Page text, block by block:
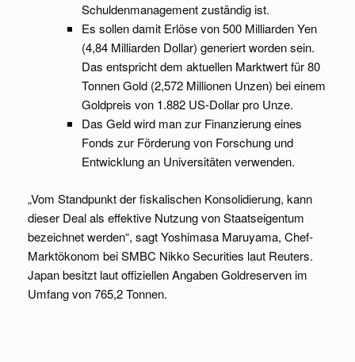
Schuldenmanagement zuständig ist.
Es sollen damit Erlöse von 500 Milliarden Yen
(4,84 Milliarden Dollar) generiert worden sein.
Das entspricht dem aktuellen Marktwert für 80
Tonnen Gold (2,572 Millionen Unzen) bei einem
Goldpreis von 1.882 US-Dollar pro Unze.
Das Geld wird man zur Finanzierung eines
Fonds zur Förderung von Forschung und
Entwicklung an Universitäten verwenden.
„Vom Standpunkt der fiskalischen Konsolidierung, kann
dieser Deal als effektive Nutzung von Staatseigentum
bezeichnet werden“, sagt Yoshimasa Maruyama, Chef-
Marktökonom bei SMBC Nikko Securities laut Reuters.
Japan besitzt laut offiziellen Angaben Goldreserven im
Umfang von 765,2 Tonnen.